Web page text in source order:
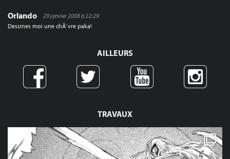
TRAVAUX
Orlando
29 janvier 2008 à 22:29
Dessines moi une chÃ¨vre paka!
AILLEURS